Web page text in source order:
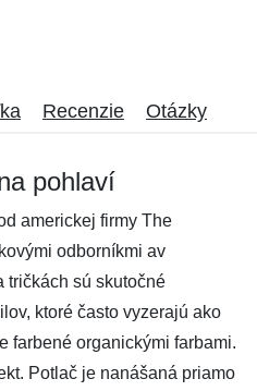
Recenzie Otázky
pohlaví
americkej firmy The
odborníkmi av
tričkách sú skutočné
ktoré často vyzerajú ako
farbené organickými farbami.
Potlač je nanášaná priamo